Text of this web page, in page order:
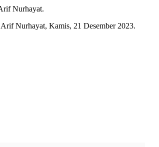
Nurhayat.
Nurhayat, Kamis, 21 Desember 2023.